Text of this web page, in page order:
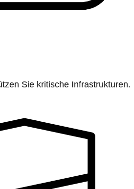
Sie kritische Infrastrukturen.